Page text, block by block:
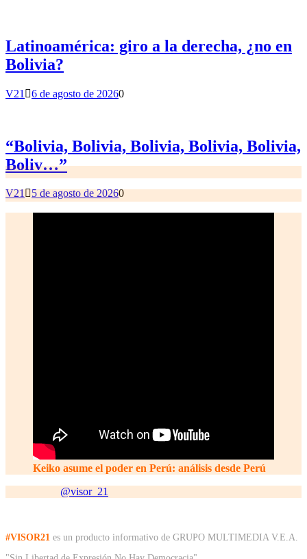
Latinoamérica: giro a la derecha, ¿no en
Bolivia?
V21 6 de agosto de 20260
“Bolivia, Bolivia, Bolivia, Bolivia, Bolivia,
Boliv…”
V21 5 de agosto de 20260
Keiko asume el poder en Perú: análisis desde Perú
@visor_21
#VISOR21 es un producto informativo de GRUPO MULTIMEDIA V.E.A.